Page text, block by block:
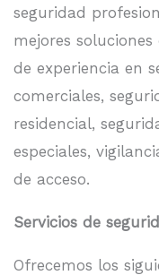
seguridad
mejores
de experiencia en
comerciales,
residencial,
especiales,
de acceso.
Servicios de
Ofrecemos los